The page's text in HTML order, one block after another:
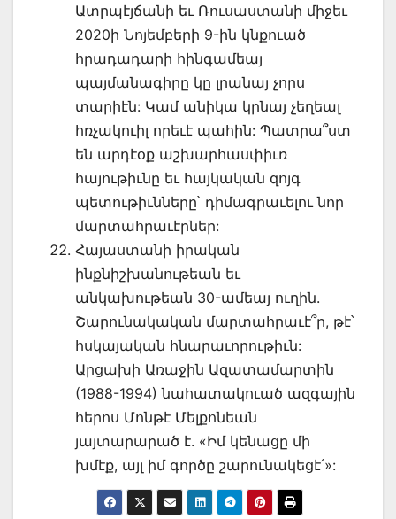
Ատրպէյճանի եւ Ռուսաստանի միջեւ
2020ի Նոյեմբերի 9-ին կնքուած
հրադադարի հինգամեայ
պայմանագիրը կը լրանայ չորս
տարիէն: Կամ անիկա կրնայ չեղեալ
հռչակուիլ որեւէ պահին: Պատրա՞ստ
են արդէօք աշխարհասփիւռ
հայութիւնը եւ հայկական զոյգ
պետութիւնները՝ դիմագրաւելու նոր
մարտահրաւէրներ:
Հայաստանի իրական
ինքնիշխանութեան եւ
անկախութեան 30-ամեայ ուղին.
Շարունակական մարտահրաւէ՞ր, թէ՝
հսկայական հնարաւորութիւն:
Արցախի Առաջին Ազատամարտին
(1988-1994) նահատակուած ազգային
հերոս Մոնթէ Մելքոնեան
յայտարարած է. «Իմ կենացը մի
խմէք, այլ իմ գործը շարունակեցէ՛»: